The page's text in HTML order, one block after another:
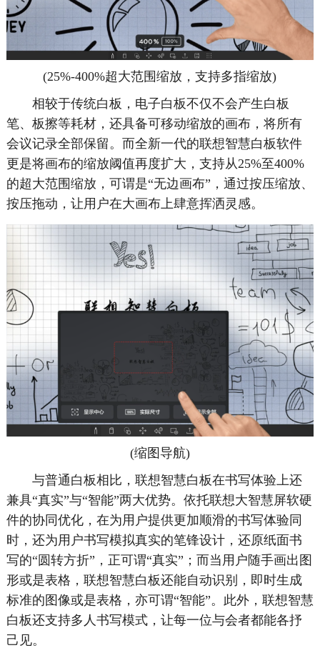
(25%-400%超大范围缩放，支持多指缩放)
相较于传统白板，电子白板不仅不会产生白板
笔、板擦等耗材，还具备可移动缩放的画布，将所有
会议记录全部保留。而全新一代的联想智慧白板软件
更是将画布的缩放阈值再度扩大，支持从25%至400%
的超大范围缩放，可谓是“无边画布”，通过按压缩放、
按压拖动，让用户在大画布上肆意挥洒灵感。
(缩图导航)
与普通白板相比，联想智慧白板在书写体验上还
兼具“真实”与“智能”两大优势。依托联想大智慧屏软硬
件的协同优化，在为用户提供更加顺滑的书写体验同
时，还为用户书写模拟真实的笔锋设计，还原纸面书
写的“圆转方折”，正可谓“真实”；而当用户随手画出图
形或是表格，联想智慧白板还能自动识别，即时生成
标准的图像或是表格，亦可谓“智能”。此外，联想智慧
白板还支持多人书写模式，让每一位与会者都能各抒
己见。